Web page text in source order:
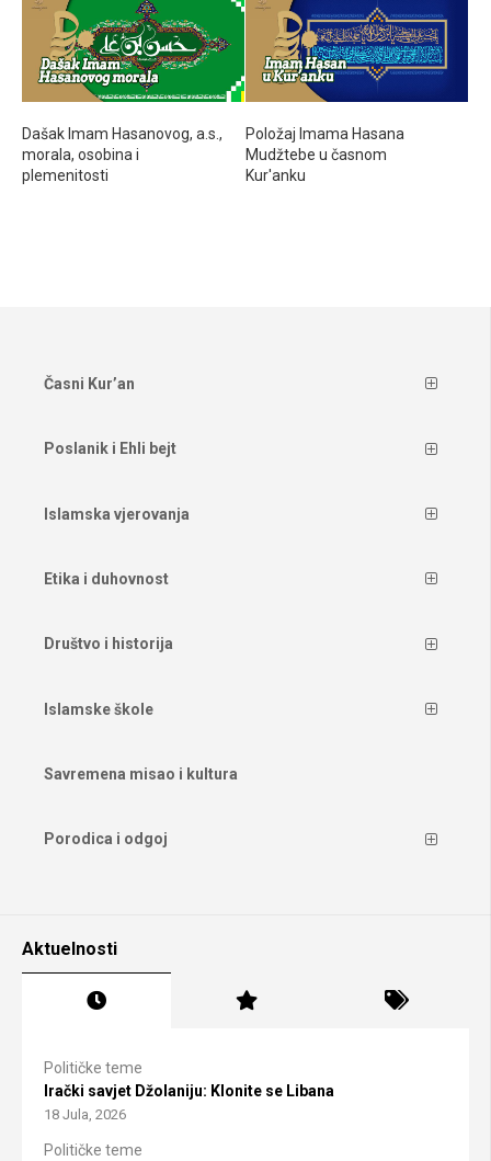
Dašak Imam Hasanovog, a.s.,
morala, osobina i
plemenitosti
Položaj Imama Hasana
Mudžtebe u časnom
Kur'anku
Časni Kur’an
Poslanik i Ehli bejt
Islamska vjerovanja
Etika i duhovnost
Društvo i historija
Islamske škole
Savremena misao i kultura
Porodica i odgoj
Aktuelnosti
Političke teme
Irački savjet Džolaniju: Klonite se Libana
18 Jula, 2026
Političke teme